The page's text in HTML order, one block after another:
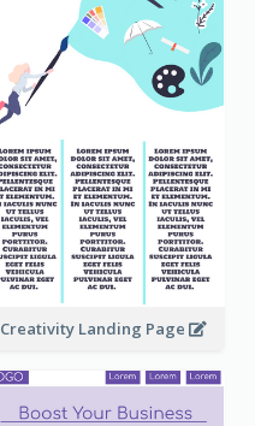
Creativity Landing Page